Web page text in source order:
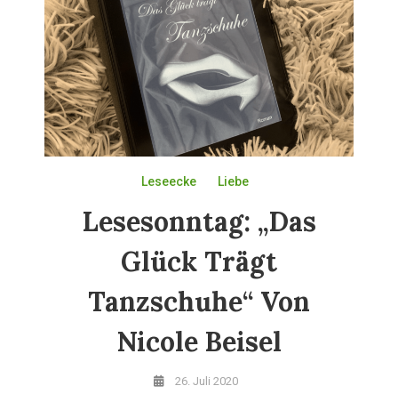
Leseecke Liebe
Lesesonntag: „Das
Glück Trägt
Tanzschuhe“ Von
Nicole Beisel
26. Juli 2020